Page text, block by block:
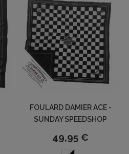
FOULARD DAMIER ACE -
SUNDAY SPEEDSHOP
49,95 €